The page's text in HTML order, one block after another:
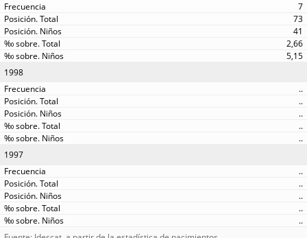
7
73
41
2,66
5,15
1998
..
..
..
..
..
1997
..
..
..
..
..